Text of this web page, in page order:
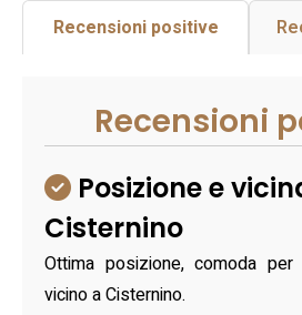
Recensioni positive
Recensioni
Posizione e
Cisternino
Ottima posizione, comoda
vicino a Cisternino.